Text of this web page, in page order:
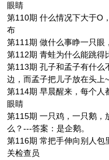
眼睛
第110期 什么情况下大于O
布
第111期 做什么事睁一只眼
第112期 青蛙为什么能跳得
第113期 孔子和孟子有什
边，而孟子把儿子放在头上~
第114期 早晨醒来，每个人
眼睛
第115期 一只鸡，一只鹅，
么？---答案：是企鹅。
第116期 常把手伸向别人包
关检查员